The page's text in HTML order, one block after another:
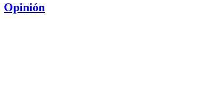
Opinión